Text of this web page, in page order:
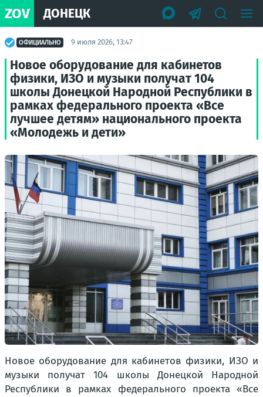
ZOV ДОНЕЦК
ОФИЦИАЛЬНО 9 июля 2026, 13:47
Новое оборудование для кабинетов
физики, ИЗО и музыки получат 104
школы Донецкой Народной Республики в
рамках федерального проекта «Все
лучшее детям» национального проекта
«Молодежь и дети»
Новое оборудование для кабинетов физики, ИЗО и
музыки получат 104 школы Донецкой Народной
Республики в рамках федерального проекта «Все